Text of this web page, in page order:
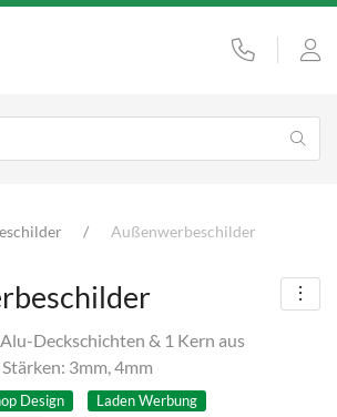
Außenwerbeschilder
Deckschichten & 1 Kern aus
3mm, 4mm
Design
Laden Werbung